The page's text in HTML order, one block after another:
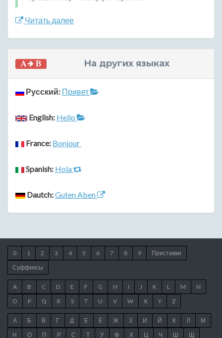
Читать далее
На других языках
Русский: Привет
English: Hello
France: Bonjour
Spanish: Hola
Dautch:Guten Aben
0 1 2 3 4 5 6 7 8 9
Приставки
Суффиксы
A B C D E F G H I J K L M
N
O
P Q R S T U V W X Y Z
А Б В Г Д Е Ё Ж З И Й К Л
М
Н
О П Р С Т У Ф Х Ц Ч Ш Щ